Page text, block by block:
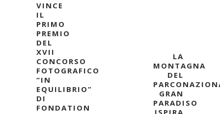
VINCE
IL
PRIMO
PREMIO
DEL
XVII
CONCORSO
FOTOGRAFICO
“IN
EQUILIBRIO”
DI
FONDATION
LA
MONTAGNA
DEL
GRAN
PARADISO
ISPIRA